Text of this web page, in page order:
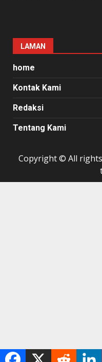
LAMAN
home
Kontak Kami
Redaksi
Tentang Kami
Copyright © All